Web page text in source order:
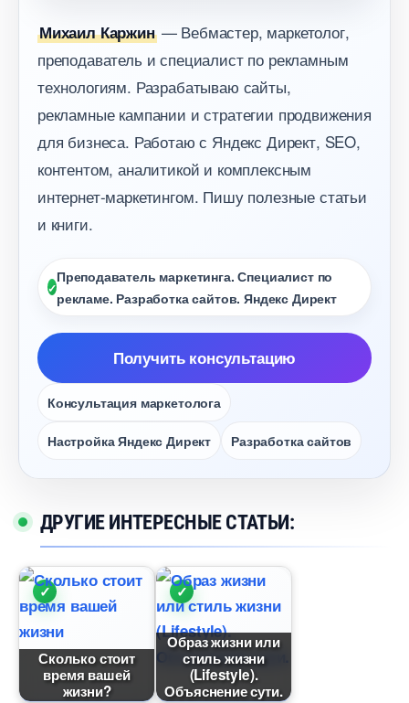
Михаил Каржин— Вебмастер, маркетолог,
преподаватель и специалист по рекламным
технологиям. Разрабатываю сайты,
рекламные кампании и стратегии продвижения
для бизнеса. Работаю с Яндекс Директ, SEO,
контентом, аналитикой и комплексным
интернет-маркетингом. Пишу полезные статьи
и книги.
Преподаватель маркетинга. Специалист по
рекламе. Разработка сайтов. Яндекс Директ
Получить консультацию
Консультация маркетолога
Настройка Яндекс Директ Разработка сайто
ДРУГИЕ ИНТЕРЕСНЫЕ СТАТЬИ:
Сколько стоит
ремя вашей
жизни?
Образ жизни или
стиль жизни
(Lifestyle).
Объяснение сути.